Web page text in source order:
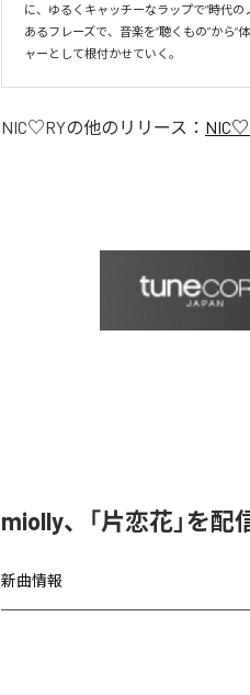
に、ゆるくキャッチーなラップで“時代
あるフレーズで、音楽を“聴くもの”から
ャーとして根付かせていく。
NIC♡RYの他のリリース：
miolly、「片恋花」を配
新曲情報